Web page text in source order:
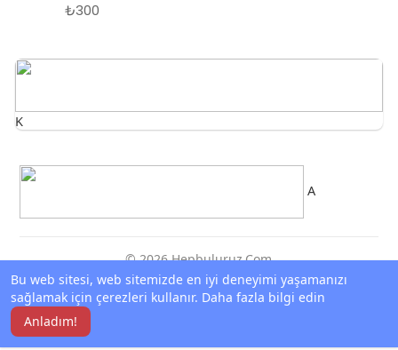
Bu web sitesi, web sitemizde en iyi deneyimi yaşamanızı
sağlamak için çerezleri kullanır. Daha fazla bilgi edin
Anladım!
₺300
K
A
© 2026 Hepbuluruz.Com
Ana Sayfa
Hakkında Bize Ulaşın
Gizlilik Politikası
Kullanım Şartları
Geri ödeme istemek
Blog